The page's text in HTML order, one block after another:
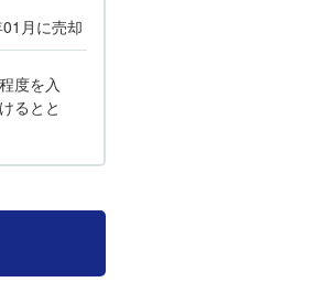
月 に売却
度を入
るとと